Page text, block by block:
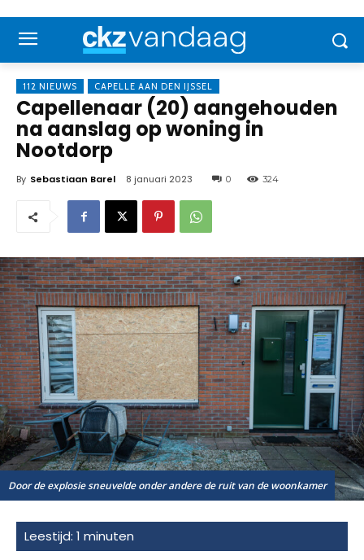
112 NIEUWS CAPELLE AAN DEN IJSSEL
Capellenaar (20) aangehouden
na aanslag op woning in
Nootdorp
By Sebastiaan Barel 8 januari 2023 0 324
Door de explosie sneuvelde onder andere de ruit van de woonkamer